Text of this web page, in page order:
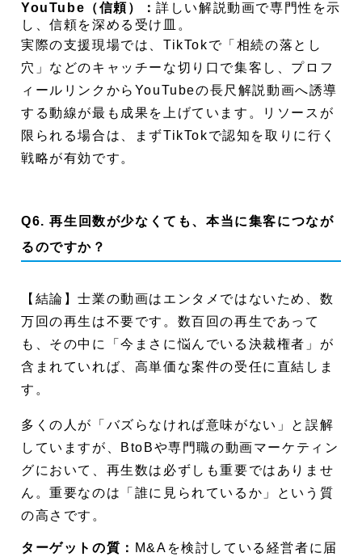
YouTube（信頼）：詳しい解説動画で専門性を示
し、信頼を深める受け皿。
実際の支援現場では、TikTokで「相続の落とし
穴」などのキャッチーな切り口で集客し、プロフ
ィールリンクからYouTubeの長尺解説動画へ誘導
する動線が最も成果を上げています。リソースが
限られる場合は、まずTikTokで認知を取りに行く
戦略が有効です。
Q6. 再生回数が少なくても、本当に集客につなが
るのですか？
【結論】士業の動画はエンタメではないため、数
万回の再生は不要です。数百回の再生であって
も、その中に「今まさに悩んでいる決裁権者」が
含まれていれば、高単価な案件の受任に直結しま
す。
多くの人が「バズらなければ意味がない」と誤解
していますが、BtoBや専門職の動画マーケティン
グにおいて、再生数は必ずしも重要ではありませ
ん。重要なのは「誰に見られているか」という質
の高さです。
ターゲットの質： M&Aを検討している経営者に届